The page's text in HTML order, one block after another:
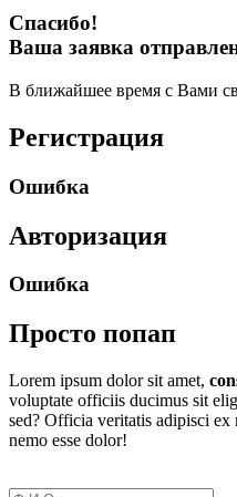
Спасибо!
Ваша заявка
В ближайшее время с Вами
Регистрация
Ошибка
Авторизация
Ошибка
Просто попап
Lorem ipsum dolor sit amet,
voluptate officiis ducimus sit
sed? Officia veritatis adipisci
nemo esse dolor!